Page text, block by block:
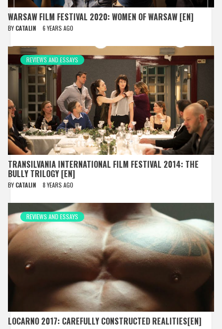
WARSAW FILM FESTIVAL 2020: WOMEN OF WARSAW [EN]
BY CATALIN 6 YEARS AGO
REVIEWS AND ESSAYS
TRANSILVANIA INTERNATIONAL FILM FESTIVAL 2014: THE
BULLY TRILOGY [EN]
BY CATALIN 8 YEARS AGO
REVIEWS AND ESSAYS
LOCARNO 2017: CAREFULLY CONSTRUCTED REALITIES[EN]